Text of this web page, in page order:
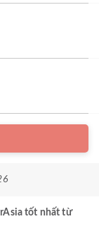
tốt nhất từ